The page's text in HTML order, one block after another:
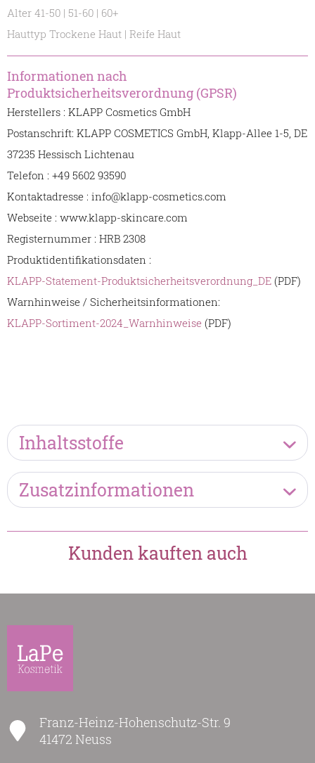
Alter 41-50 | 51-60 | 60+
Hauttyp Trockene Haut | Reife Haut
Informationen nach
Produktsicherheitsverordnung (GPSR)
Herstellers : KLAPP Cosmetics GmbH
Postanschrift: KLAPP COSMETICS GmbH, Klapp-Allee 1-5, DE
37235 Hessisch Lichtenau
Telefon : +49 5602 93590
Kontaktadresse : info@klapp-cosmetics.com
Webseite : www.klapp-skincare.com
Registernummer : HRB 2308
Produktidentifikationsdaten :
KLAPP-Statement-Produktsicherheitsverordnung_DE (PDF)
Warnhinweise / Sicherheitsinformationen:
KLAPP-Sortiment-2024_Warnhinweise (PDF)
Inhaltsstoffe
Zusatzinformationen
Kunden kauften auch
Franz-Heinz-Hohenschutz-Str. 9
41472 Neuss